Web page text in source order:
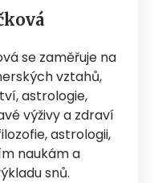
se zaměřuje na
vztahů,
astrologie,
výživy a zdraví
astrologii,
naukám a
snů.